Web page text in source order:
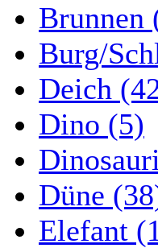
Brunnen
Burg/
Deich
Dino (5)
Düne
Elefant